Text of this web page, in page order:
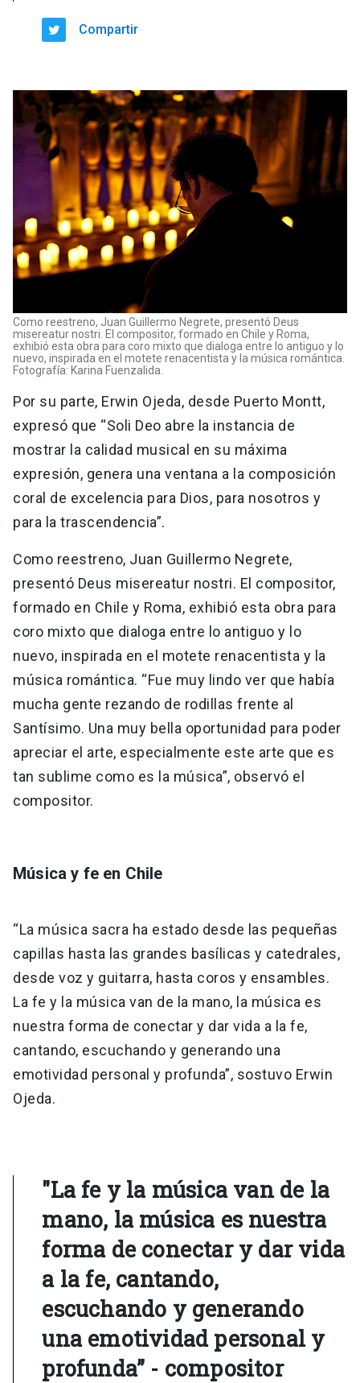
Compartir
Como reestreno, Juan Guillermo Negrete, presentó Deus
misereatur nostri. El compositor, formado en Chile y Roma,
exhibió esta obra para coro mixto que dialoga entre lo antiguo y lo
nuevo, inspirada en el motete renacentista y la música romántica.
Fotografía: Karina Fuenzalida.
Por su parte, Erwin Ojeda, desde Puerto Montt,
expresó que “Soli Deo abre la instancia de
mostrar la calidad musical en su máxima
expresión, genera una ventana a la composición
coral de excelencia para Dios, para nosotros y
para la trascendencia”.
Como reestreno, Juan Guillermo Negrete,
presentó Deus misereatur nostri. El compositor,
formado en Chile y Roma, exhibió esta obra para
coro mixto que dialoga entre lo antiguo y lo
nuevo, inspirada en el motete renacentista y la
música romántica. “Fue muy lindo ver que había
mucha gente rezando de rodillas frente al
Santísimo. Una muy bella oportunidad para poder
apreciar el arte, especialmente este arte que es
tan sublime como es la música”, observó el
compositor.
Música y fe en Chile
“La música sacra ha estado desde las pequeñas
capillas hasta las grandes basílicas y catedrales,
desde voz y guitarra, hasta coros y ensambles.
La fe y la música van de la mano, la música es
nuestra forma de conectar y dar vida a la fe,
cantando, escuchando y generando una
emotividad personal y profunda”, sostuvo Erwin
Ojeda.
"La fe y la música van de la
mano, la música es nuestra
forma de conectar y dar vida
a la fe, cantando,
escuchando y generando
una emotividad personal y
profunda” - compositor